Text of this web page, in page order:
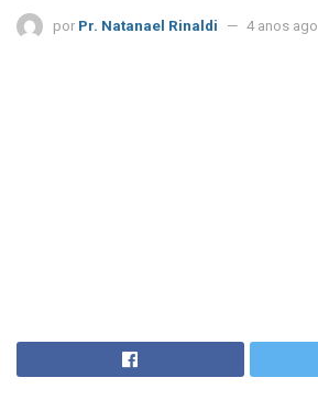
por Pr. Natanael Rinaldi 4 anos ago